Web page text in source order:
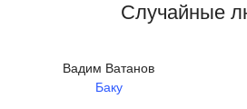
Случайные
Вадим Ватанов
Баку